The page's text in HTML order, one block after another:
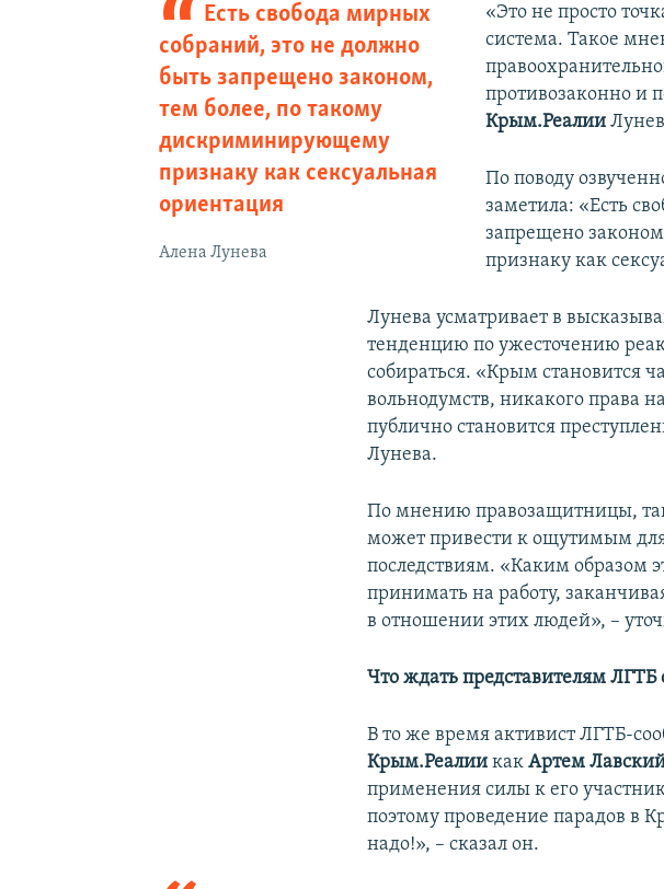
Есть свобода мирных
собраний, это не должно
быть запрещено законом,
тем более, по такому
дискриминирующему
признаку как сексуальная
ориентация
Алена Лунева
«Это не просто
система. Такое
противозаконно и
Крым.Реалии
По поводу
заметила: «Есть
запрещено
признаку как
Лунева усматривает в
тенденцию по ужесточению
собираться. «Крым становится
вольнодумств, никакого права
публично становится
Лунева.
По мнению правозащитницы,
может привести к ощутимым
последствиям. «Каким образом
принимать на работу,
в отношении этих людей», –
Что ждать представителям ЛГТБ
В то же время активист ЛГТБ-
Крым.Реалии какАртем
применения силы к его
поэтому проведение парадов в
надо!», – сказал он.